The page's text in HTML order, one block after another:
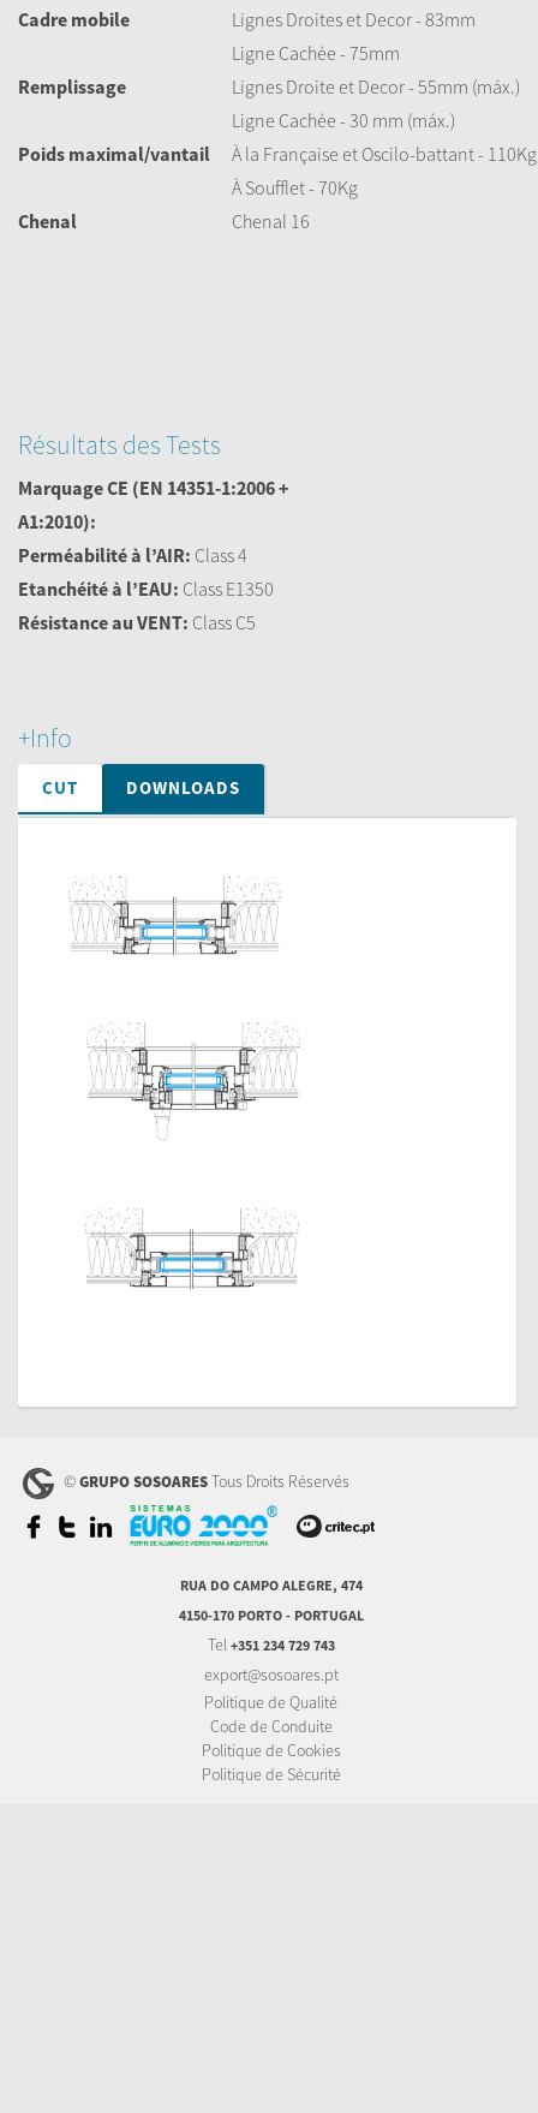
Cadre mobile
Lignes Droites et Decor - 83mm
Ligne Cachée - 75mm
Remplissage
Lignes Droite et Decor - 55mm (máx.)
Ligne Cachée - 30 mm (máx.)
Poids maximal/vantail
À la Française et Oscilo-battant -
À Soufflet - 70Kg
Chenal
Chenal 16
Résultats des Tests
Marquage CE (EN 14351-1:2006 +
A1:2010):
Perméabilité à l’AIR: Class 4
Etanchéité à l’EAU: Class E1350
Résistance au VENT: Class C5
+Info
CUT DOWNLOADS
Vue
Latérale
Perfis OT
Pormenores
Catalogue
Técnico OT
INF TECNICA
N0665-
©GRUPO SOSOARESTous Droits Réservés
RUA DO CAMPO ALEGRE, 474
4150-170 PORTO - PORTUGAL
Tel +351 234 729 743
export@sosoares.pt
Politique de Qualité
Code de Conduite
Politique de Cookies
Politique de Sécurité